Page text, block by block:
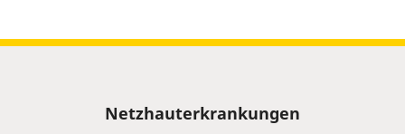
Netzhauterkrankungen